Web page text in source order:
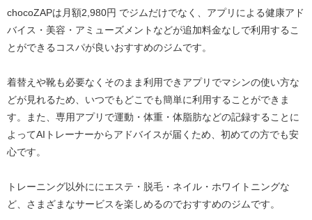
chocoZAPは月額2,980円 でジムだけでなく、アプリによる健康アド
バイス・美容・アミューズメントなどが追加料金なしで利用するこ
とができるコスパが良いおすすめのジムです。
着替えや靴も必要なくそのまま利用できアプリでマシンの使い方な
どが見れるため、いつでもどこでも簡単に利用することができま
す。また、専用アプリで運動・体重・体脂肪などの記録することに
よってAIトレーナーからアドバイスが届くため、初めての方でも安
心です。
トレーニング以外ににエステ・脱毛・ネイル・ホワイトニングな
ど、さまざまなサービスを楽しめるのでおすすめのジムです。